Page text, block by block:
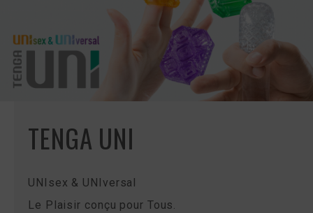
TENGA UNI
UNIsex & UNIversal
Le Plaisir conçu pour Tous.